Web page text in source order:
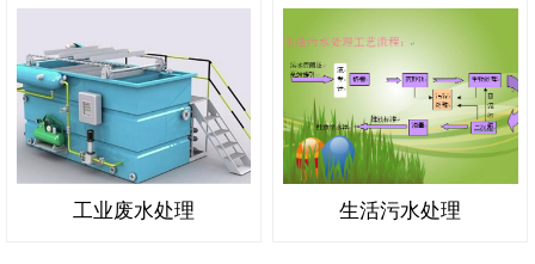
工业废水处理 生活污水处理